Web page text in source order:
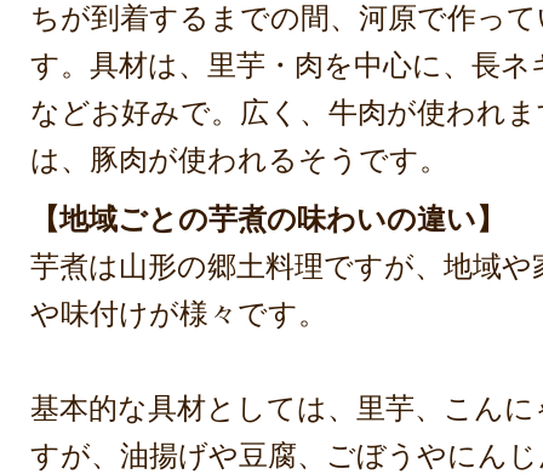
ちが到着するまでの間、河原で作っ
す。具材は、里芋・肉を中心に、長
などお好みで。広く、牛肉が使われ
は、豚肉が使われるそうです。
【地域ごとの芋煮の味わいの違い】
芋煮は山形の郷土料理ですが、地域
や味付けが様々です。
基本的な具材としては、里芋、こん
すが、油揚げや豆腐、ごぼうやにん